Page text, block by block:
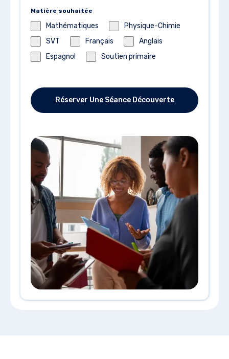
Matière souhaitée
Mathématiques
Physique-Chimie
SVT
Français
Anglais
Espagnol
Soutien primaire
Réserver Une Séance Découverte